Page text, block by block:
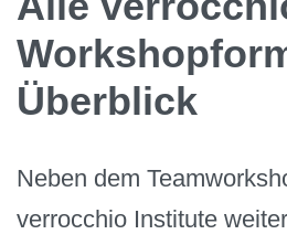
Überblick
Neben dem
verrocchio Institute